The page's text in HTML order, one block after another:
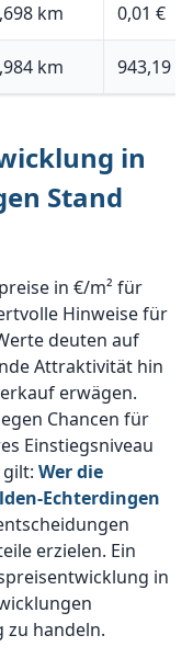
km 0,01 €
km 943,19 €
in
Stand
in €/m² für
Hinweise für
deuten auf
Attraktivität hin
erwägen.
Chancen für
Einstiegsniveau
Wer die
Echterdingen
erzielen. Ein
in
handeln.